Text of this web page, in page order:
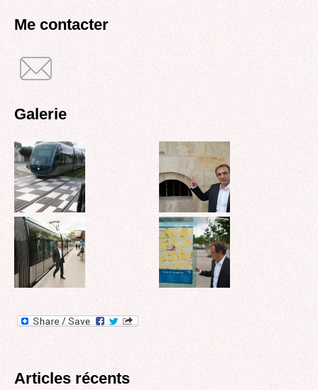
recherche
Me contacter
Galerie
Articles récents